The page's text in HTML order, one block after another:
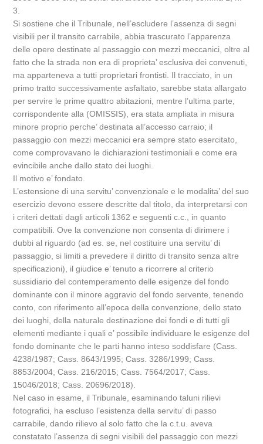
3.
Si sostiene che il Tribunale, nell’escludere l’assenza di segni
visibili per il transito carrabile, abbia trascurato l’apparenza
delle opere destinate al passaggio con mezzi meccanici, oltre al
fatto che la strada non era di proprieta’ esclusiva dei convenuti,
ma apparteneva a tutti proprietari frontisti. Il tracciato, in un
primo tratto successivamente asfaltato, sarebbe stata allargato
per servire le prime quattro abitazioni, mentre l’ultima parte,
corrispondente alla (OMISSIS), era stata ampliata in misura
minore proprio perche’ destinata all’accesso carraio; il
passaggio con mezzi meccanici era sempre stato esercitato,
come comprovavano le dichiarazioni testimoniali e come era
evincibile anche dallo stato dei luoghi.
Il motivo e’ fondato.
L’estensione di una servitu’ convenzionale e le modalita’ del suo
esercizio devono essere descritte dal titolo, da interpretarsi con
i criteri dettati dagli articoli 1362 e seguenti c.c., in quanto
compatibili. Ove la convenzione non consenta di dirimere i
dubbi al riguardo (ad es. se, nel costituire una servitu’ di
passaggio, si limiti a prevedere il diritto di transito senza altre
specificazioni), il giudice e’ tenuto a ricorrere al criterio
sussidiario del contemperamento delle esigenze del fondo
dominante con il minore aggravio del fondo servente, tenendo
conto, con riferimento all’epoca della convenzione, dello stato
dei luoghi, della naturale destinazione dei fondi e di tutti gli
elementi mediante i quali e’ possibile individuare le esigenze del
fondo dominante che le parti hanno inteso soddisfare (Cass.
4238/1987; Cass. 8643/1995; Cass. 3286/1999; Cass.
8853/2004; Cass. 216/2015; Cass. 7564/2017; Cass.
15046/2018; Cass. 20696/2018).
Nel caso in esame, il Tribunale, esaminando taluni rilievi
fotografici, ha escluso l’esistenza della servitu’ di passo
carrabile, dando rilievo al solo fatto che la c.t.u. aveva
constatato l’assenza di segni visibili del passaggio con mezzi